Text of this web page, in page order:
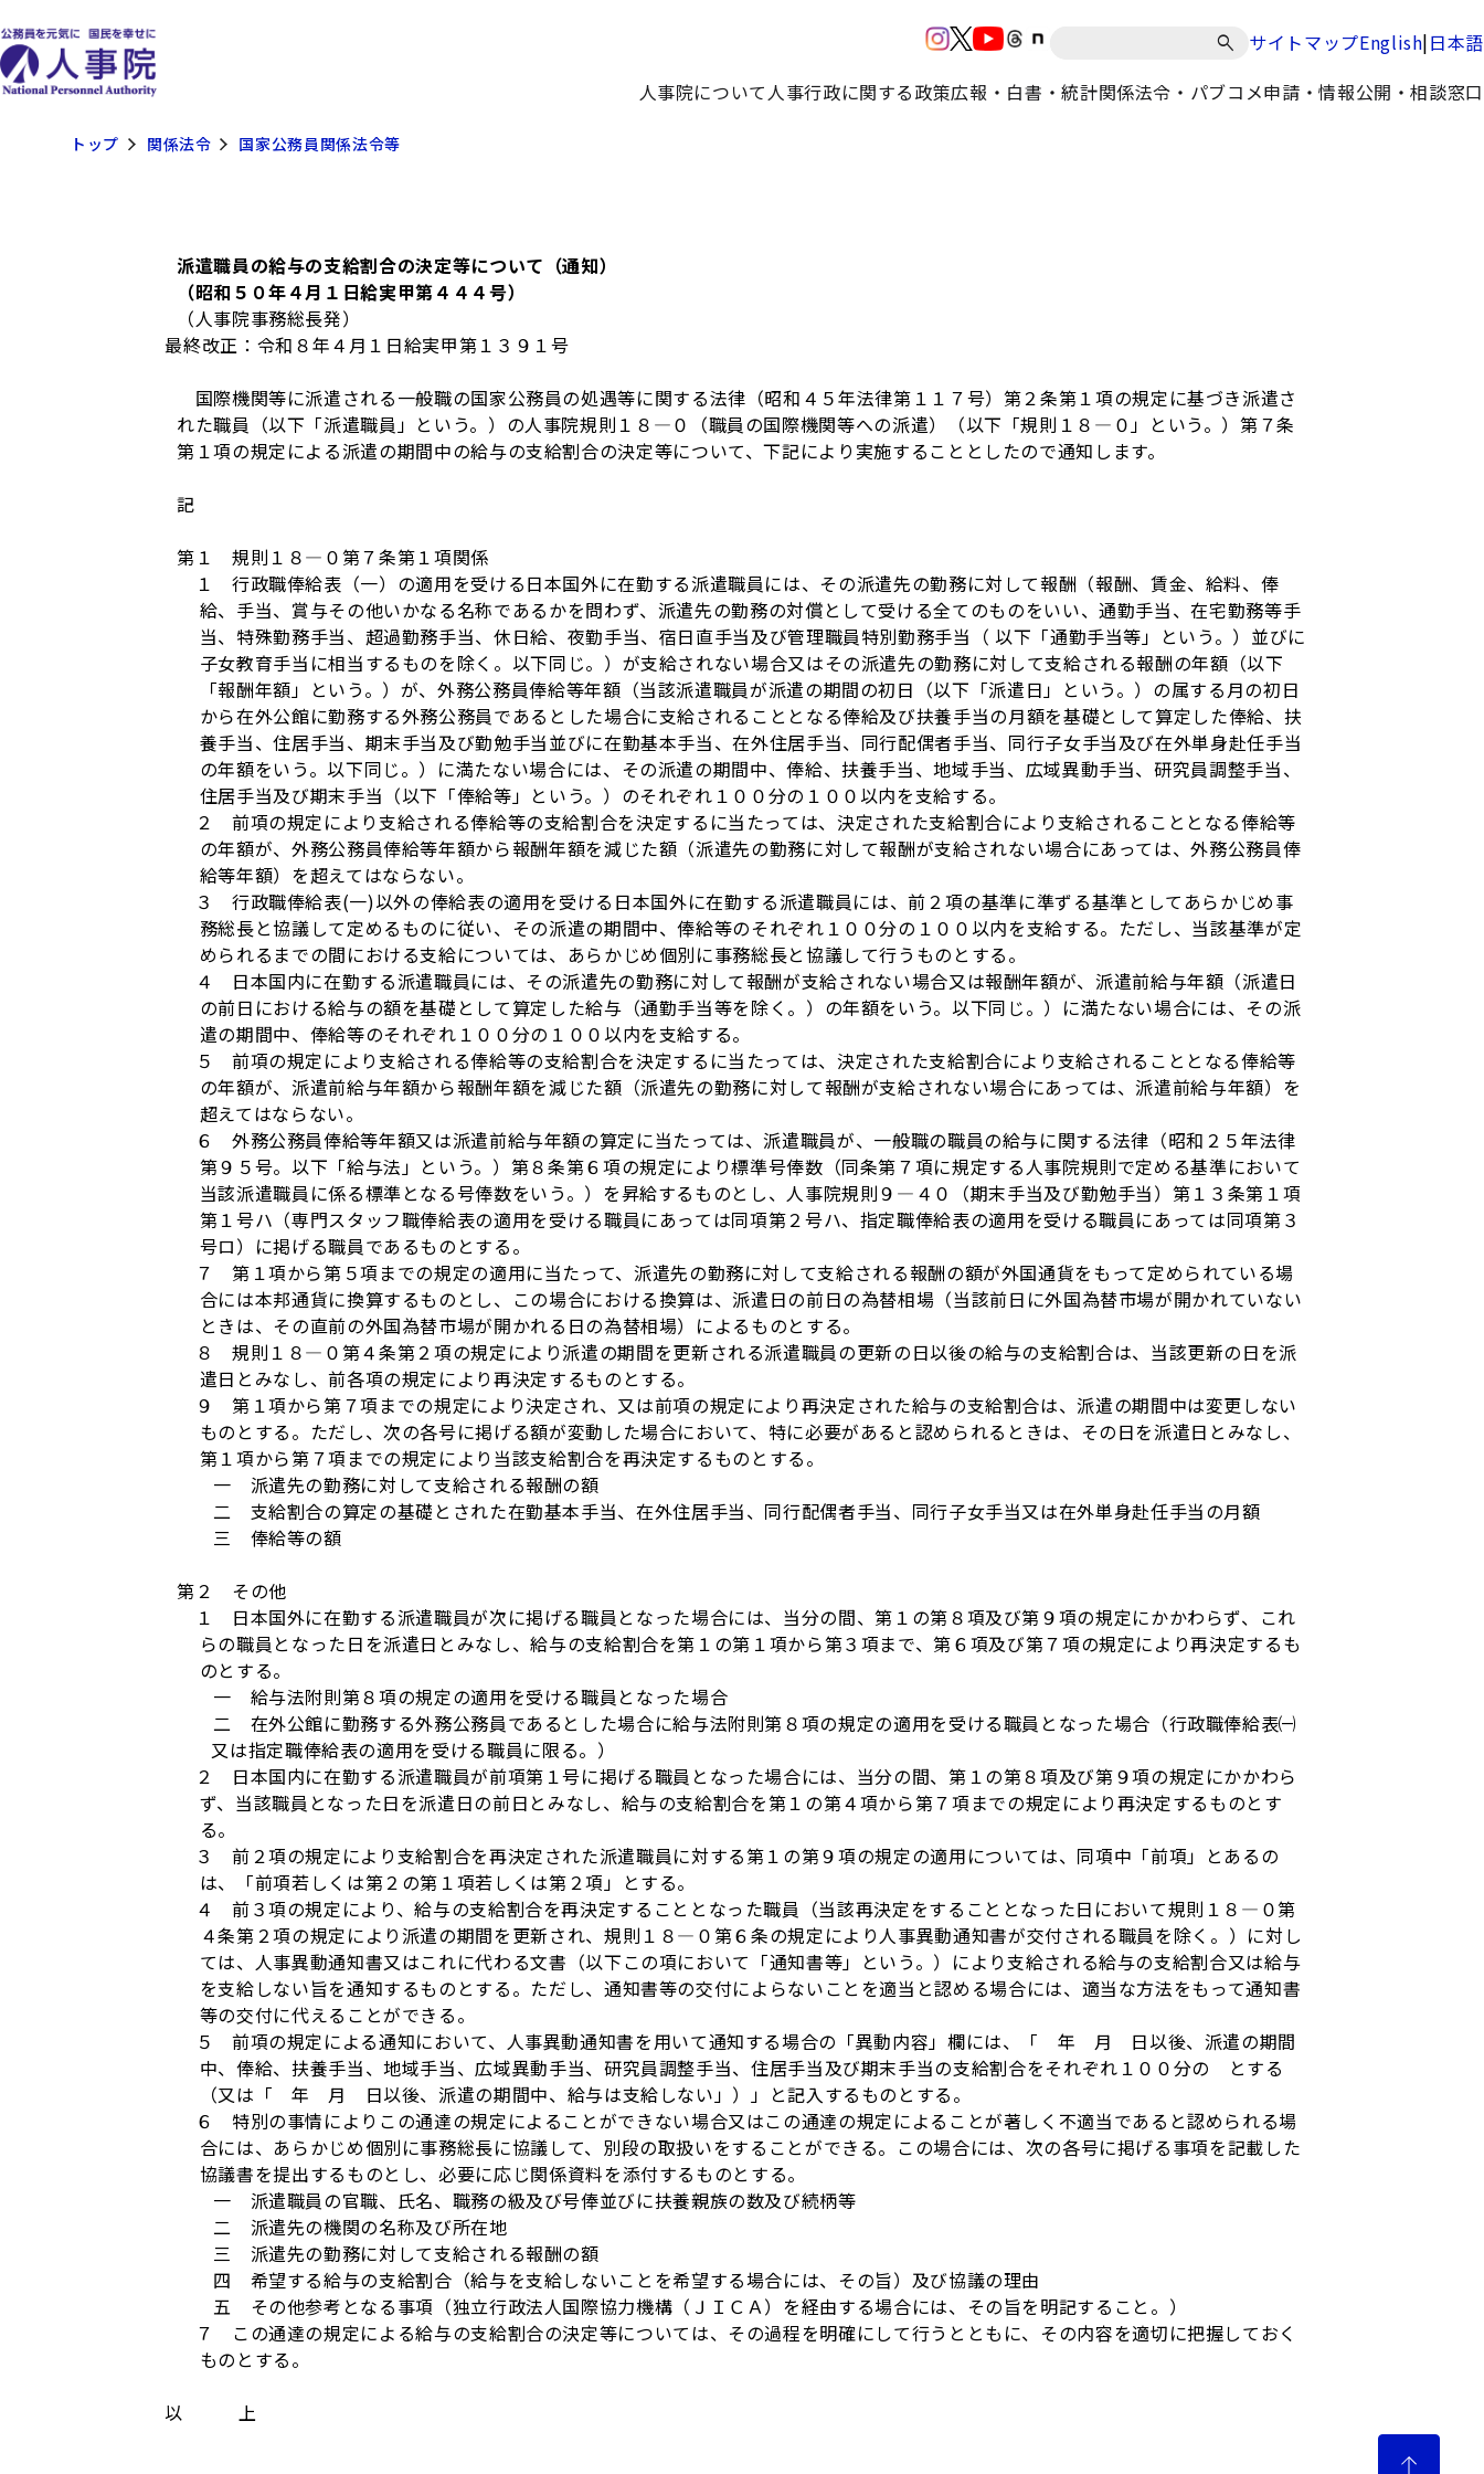
サイトマップEnglish|日本語
人事院について 人事行政に関する政策広報・白書・統計関係法令・パブコメ申請・情報公開・相談窓口
トップ 関係法令 国家公務員関係法令等
派遣職員の給与の支給割合の決定等について（通知）
（昭和５０年４月１日給実甲第４４４号）
（人事院事務総長発）
最終改正：令和８年４月１日給実甲第１３９１号
国際機関等に派遣される一般職の国家公務員の処遇等に関する法律（昭和４５年法律第１１７号）第２条第１項の規定に基づき派遣さ
れた職員（以下「派遣職員」という。）の人事院規則１８―０（職員の国際機関等への派遣）（以下「規則１８―０」という。）第７条
第１項の規定による派遣の期間中の給与の支給割合の決定等について、下記により実施することとしたので通知します。
記
第１ 規則１８―０第７条第１項関係
１ 行政職俸給表（一）の適用を受ける日本国外に在勤する派遣職員には、その派遣先の勤務に対して報酬（報酬、賃金、給料、俸
給、手当、賞与その他いかなる名称であるかを問わず、派遣先の勤務の対償として受ける全てのものをいい、通勤手当、在宅勤務等手
当、特殊勤務手当、超過勤務手当、休日給、夜勤手当、宿日直手当及び管理職員特別勤務手当（ 以下「通勤手当等」という。）並びに
子女教育手当に相当するものを除く。以下同じ。）が支給されない場合又はその派遣先の勤務に対して支給される報酬の年額（以下
「報酬年額」という。）が、外務公務員俸給等年額（当該派遣職員が派遣の期間の初日（以下「派遣日」という。）の属する月の初日
から在外公館に勤務する外務公務員であるとした場合に支給されることとなる俸給及び扶養手当の月額を基礎として算定した俸給、扶
養手当、住居手当、期末手当及び勤勉手当並びに在勤基本手当、在外住居手当、同行配偶者手当、同行子女手当及び在外単身赴任手当
の年額をいう。以下同じ。）に満たない場合には、その派遣の期間中、俸給、扶養手当、地域手当、広域異動手当、研究員調整手当、
住居手当及び期末手当（以下「俸給等」という。）のそれぞれ１００分の１００以内を支給する。
２ 前項の規定により支給される俸給等の支給割合を決定するに当たっては、決定された支給割合により支給されることとなる俸給等
の年額が、外務公務員俸給等年額から報酬年額を減じた額（派遣先の勤務に対して報酬が支給されない場合にあっては、外務公務員俸
給等年額）を超えてはならない。
３ 行政職俸給表(一)以外の俸給表の適用を受ける日本国外に在勤する派遣職員には、前２項の基準に準ずる基準としてあらかじめ事
務総長と協議して定めるものに従い、その派遣の期間中、俸給等のそれぞれ１００分の１００以内を支給する。ただし、当該基準が定
められるまでの間における支給については、あらかじめ個別に事務総長と協議して行うものとする。
４ 日本国内に在勤する派遣職員には、その派遣先の勤務に対して報酬が支給されない場合又は報酬年額が、派遣前給与年額（派遣日
の前日における給与の額を基礎として算定した給与（通勤手当等を除く。）の年額をいう。以下同じ。）に満たない場合には、その派
遣の期間中、俸給等のそれぞれ１００分の１００以内を支給する。
５ 前項の規定により支給される俸給等の支給割合を決定するに当たっては、決定された支給割合により支給されることとなる俸給等
の年額が、派遣前給与年額から報酬年額を減じた額（派遣先の勤務に対して報酬が支給されない場合にあっては、派遣前給与年額）を
超えてはならない。
６ 外務公務員俸給等年額又は派遣前給与年額の算定に当たっては、派遣職員が、一般職の職員の給与に関する法律（昭和２５年法律
第９５号。以下「給与法」という。）第８条第６項の規定により標準号俸数（同条第７項に規定する人事院規則で定める基準において
当該派遣職員に係る標準となる号俸数をいう。）を昇給するものとし、人事院規則９―４０（期末手当及び勤勉手当）第１３条第１項
第１号ハ（専門スタッフ職俸給表の適用を受ける職員にあっては同項第２号ハ、指定職俸給表の適用を受ける職員にあっては同項第３
号ロ）に掲げる職員であるものとする。
７ 第１項から第５項までの規定の適用に当たって、派遣先の勤務に対して支給される報酬の額が外国通貨をもって定められている場
合には本邦通貨に換算するものとし、この場合における換算は、派遣日の前日の為替相場（当該前日に外国為替市場が開かれていない
ときは、その直前の外国為替市場が開かれる日の為替相場）によるものとする。
８ 規則１８―０第４条第２項の規定により派遣の期間を更新される派遣職員の更新の日以後の給与の支給割合は、当該更新の日を派
遣日とみなし、前各項の規定により再決定するものとする。
９ 第１項から第７項までの規定により決定され、又は前項の規定により再決定された給与の支給割合は、派遣の期間中は変更しない
ものとする。ただし、次の各号に掲げる額が変動した場合において、特に必要があると認められるときは、その日を派遣日とみなし、
第１項から第７項までの規定により当該支給割合を再決定するものとする。
一 派遣先の勤務に対して支給される報酬の額
二 支給割合の算定の基礎とされた在勤基本手当、在外住居手当、同行配偶者手当、同行子女手当又は在外単身赴任手当の月額
三 俸給等の額
第２ その他
１ 日本国外に在勤する派遣職員が次に掲げる職員となった場合には、当分の間、第１の第８項及び第９項の規定にかかわらず、これ
らの職員となった日を派遣日とみなし、給与の支給割合を第１の第１項から第３項まで、第６項及び第７項の規定により再決定するも
のとする。
一 給与法附則第８項の規定の適用を受ける職員となった場合
二 在外公館に勤務する外務公務員であるとした場合に給与法附則第８項の規定の適用を受ける職員となった場合（行政職俸給表㈠
又は指定職俸給表の適用を受ける職員に限る。）
２ 日本国内に在勤する派遣職員が前項第１号に掲げる職員となった場合には、当分の間、第１の第８項及び第９項の規定にかかわら
ず、当該職員となった日を派遣日の前日とみなし、給与の支給割合を第１の第４項から第７項までの規定により再決定するものとす
る。
３ 前２項の規定により支給割合を再決定された派遣職員に対する第１の第９項の規定の適用については、同項中「前項」とあるの
は、「前項若しくは第２の第１項若しくは第２項」とする。
４ 前３項の規定により、給与の支給割合を再決定することとなった職員（当該再決定をすることとなった日において規則１８―０第
４条第２項の規定により派遣の期間を更新され、規則１８―０第６条の規定により人事異動通知書が交付される職員を除く。）に対し
ては、人事異動通知書又はこれに代わる文書（以下この項において「通知書等」という。）により支給される給与の支給割合又は給与
を支給しない旨を通知するものとする。ただし、通知書等の交付によらないことを適当と認める場合には、適当な方法をもって通知書
等の交付に代えることができる。
５ 前項の規定による通知において、人事異動通知書を用いて通知する場合の「異動内容」欄には、「 年 月 日以後、派遣の期間
中、俸給、扶養手当、地域手当、広域異動手当、研究員調整手当、住居手当及び期末手当の支給割合をそれぞれ１００分の とする
（又は「 年 月 日以後、派遣の期間中、給与は支給しない」）」と記入するものとする。
６ 特別の事情によりこの通達の規定によることができない場合又はこの通達の規定によることが著しく不適当であると認められる場
合には、あらかじめ個別に事務総長に協議して、別段の取扱いをすることができる。この場合には、次の各号に掲げる事項を記載した
協議書を提出するものとし、必要に応じ関係資料を添付するものとする。
一 派遣職員の官職、氏名、職務の級及び号俸並びに扶養親族の数及び続柄等
二 派遣先の機関の名称及び所在地
三 派遣先の勤務に対して支給される報酬の額
四 希望する給与の支給割合（給与を支給しないことを希望する場合には、その旨）及び協議の理由
五 その他参考となる事項（独立行政法人国際協力機構（ＪＩＣＡ）を経由する場合には、その旨を明記すること。）
７ この通達の規定による給与の支給割合の決定等については、その過程を明確にして行うとともに、その内容を適切に把握しておく
ものとする。
以 上